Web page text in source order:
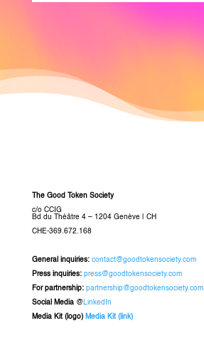
The Good Token Society
c/o CCIG
Bd du Théâtre 4 – 1204 Genève
CH
CHE-369.672.168
General inquiries: contact@goodtokensociety.com
Press inquiries: press@goodtokensociety.com
For partnership: partnership@goodtokensociety.com
Social Media@ LinkedIn
Media Kit (logo) Media Kit (link)